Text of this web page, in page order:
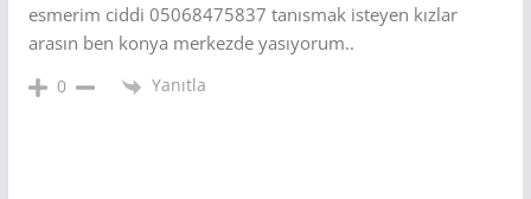
esmerim ciddi 05068475837 tanısmak isteyen kızlar
arasın ben konya merkezde yasıyorum..
0 Yanıtla